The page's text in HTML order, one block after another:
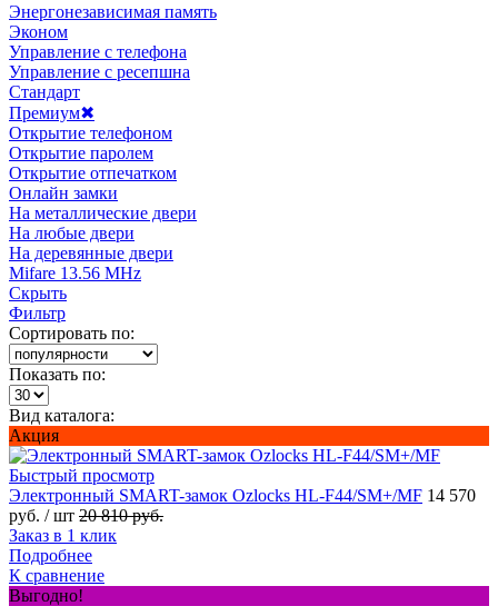
Энергонезависимая память
Эконом
Управление с телефона
Управление с ресепшна
Стандарт
Премиум✖
Открытие телефоном
Открытие паролем
Открытие отпечатком
Онлайн замки
На металлические двери
На любые двери
На деревянные двери
Mifare 13.56 MHz
Скрыть
Фильтр
Сортировать по:
Показать по:
Вид каталога:
Акция
Быстрый просмотр
Электронный SMART-замок Ozlocks HL-F44/SM+/MF 14 570
руб. / шт 20 810 руб.
Заказ в 1 клик
Подробнее
К сравнение
Выгодно!